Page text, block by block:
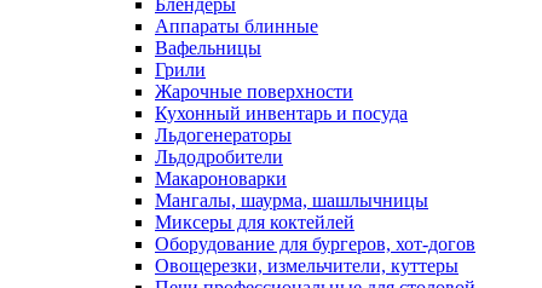
Блендеры
Аппараты блинные
Вафельницы
Грили
Жарочные поверхности
Кухонный инвентарь и посуда
Льдогенераторы
Льдодробители
Макароноварки
Мангалы, шаурма, шашлычницы
Миксеры для коктейлей
Оборудование для бургеров, хот-догов
Овощерезки, измельчители, куттеры